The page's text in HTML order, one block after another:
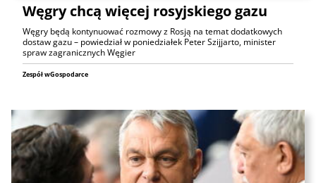
Węgry chcą więcej rosyjskiego gazu
Węgry będą kontynuować rozmowy z Rosją na temat dodatkowych
dostaw gazu – powiedział w poniedziałek Peter Szijjarto, minister
spraw zagranicznych Węgier
Zespół wGospodarce